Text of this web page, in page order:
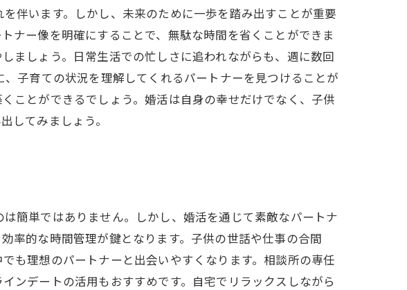
伴います。しかし、未来のために一歩を踏み出すことが重要
ナー像を明確にすることで、無駄な時間を省くことができま
ましょう。日常生活での忙しさに追われながらも、週に数回
子育ての状況を理解してくれるパートナーを見つけることが
ことができるでしょう。婚活は自身の幸せだけでなく、子供
してみましょう。
簡単ではありません。しかし、婚活を通じて素敵なパートナ
率的な時間管理が鍵となります。子供の世話や仕事の合間
も理想のパートナーと出会いやすくなります。相談所の専任
ンデートの活用もおすすめです。自宅でリラックスしながら